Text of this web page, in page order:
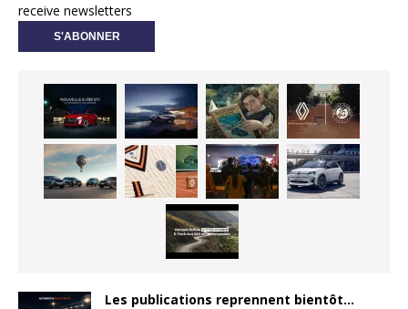
receive newsletters
Les publications reprennent bientôt…